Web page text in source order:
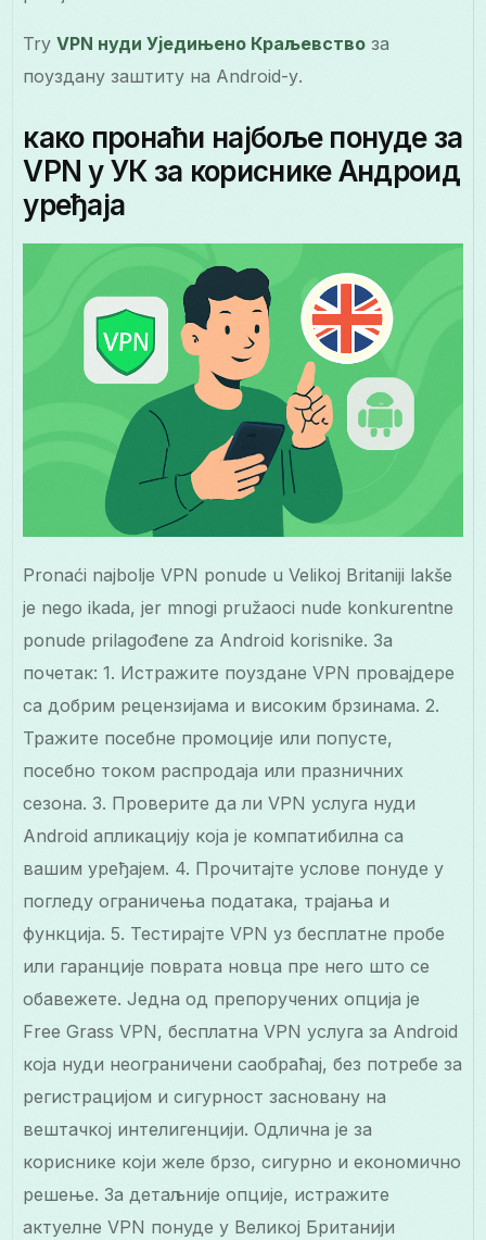
TryVPN нуди Уједињено Краљевство за
поуздану заштиту на Android-у.
како пронаћи најбоље понуде за
VPN у УК за кориснике Андроид
уређаја
Pronaći najbolje VPN ponude u Velikoj Britaniji lakše
je nego ikada, jer mnogi pružaoci nude konkurentne
ponude prilagođene za Android korisnike. За
почетак: 1. Истражите поуздане VPN провајдере
са добрим рецензијама и високим брзинама. 2.
Тражите посебне промоције или попусте,
посебно током распродаја или празничних
сезона. 3. Проверите да ли VPN услуга нуди
Android апликацију која је компатибилна са
вашим уређајем. 4. Прочитајте услове понуде у
погледу ограничења података, трајања и
функција. 5. Тестирајте VPN уз бесплатне пробе
или гаранције поврата новца пре него што се
обавежете. Једна од препоручених опција је
Free Grass VPN, бесплатна VPN услуга за Android
која нуди неограничени саобраћај, без потребе за
регистрацијом и сигурност засновану на
вештачкој интелигенцији. Одлична је за
кориснике који желе брзо, сигурно и економично
решење. За детаљније опције, истражите
актуелне VPN понуде у Великој Британији